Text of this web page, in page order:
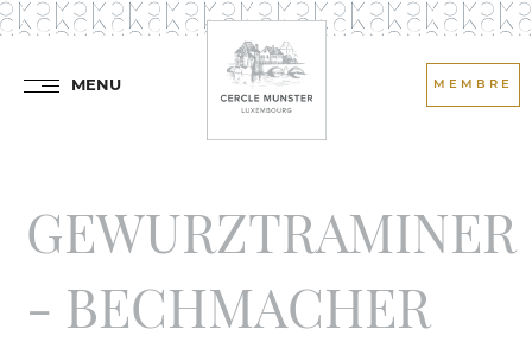
MENU MEMBRE
GEWURZTRAMINER
- BECHMACHER